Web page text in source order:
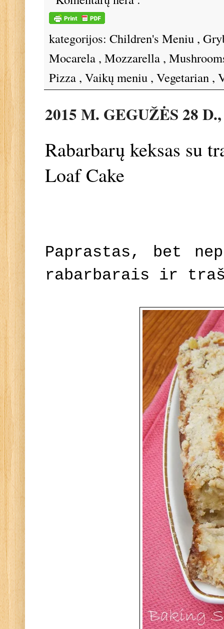
kategorijos: Children's Meniu ,
Mocarela , Mozzarella ,
Pizza , Vaikų meniu , Vegetarian ,
2015 M. GEGUŽĖS 28
Rabarbarų keksas su
Loaf Cake
Paprastas, bet
rabarbarais ir